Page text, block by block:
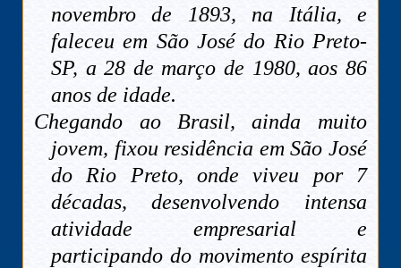
novembro de 1893, na Itália, e
faleceu em São José do Rio Preto-
SP, a 28 de março de 1980, aos 86
anos de idade.
Chegando ao Brasil, ainda muito
jovem, fixou residência em São José
do Rio Preto, onde viveu por 7
décadas, desenvolvendo intensa
atividade empresarial e
participando do movimento espírita